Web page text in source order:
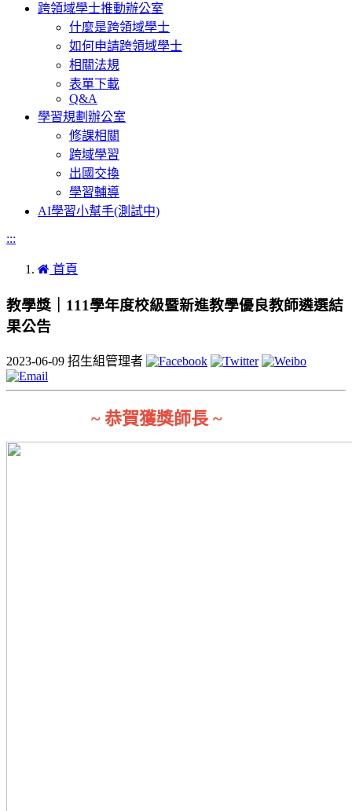
跨領域學士推動辦公室
什麼是跨領域學士
如何申請跨領域學士
相關法規
表單下載
Q&A
學習規劃辦公室
修課相關
跨域學習
出國交換
學習輔導
AI學習小幫手(測試中)
:::
首頁
教學獎｜111學年度校級暨新進教學優良教師遴選結
果公告
2023-06-09 招生組管理者
~ 恭賀獲獎師長 ~